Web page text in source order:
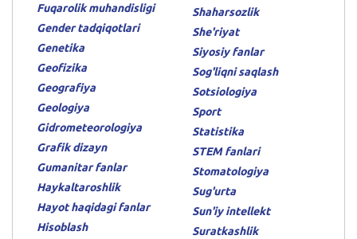
Fuqarolik muhandisligi
Gender tadqiqotlari
Genetika
Geofizika
Geografiya
Geologiya
Gidrometeorologiya
Grafik dizayn
Gumanitar fanlar
Haykaltaroshlik
Hayot haqidagi fanlar
Hisoblash
Shaharsozlik
She'riyat
Siyosiy fanlar
Sog'liqni saqlash
Sotsiologiya
Sport
Statistika
STEM fanlari
Stomatologiya
Sug'urta
Sun'iy intellekt
Suratkashlik